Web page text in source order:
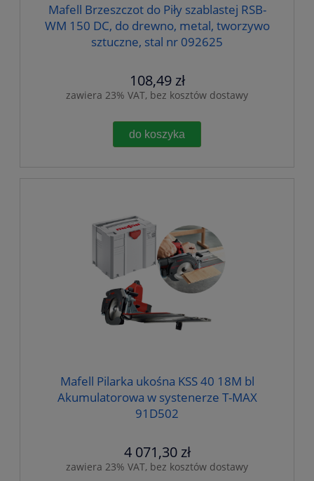
Mafell Brzeszczot do Piły szablastej RSB-
WM 150 DC, do drewno, metal, tworzywo
sztuczne, stal nr 092625
108,49 zł
zawiera 23% VAT, bez kosztów dostawy
do koszyka
Mafell Pilarka ukośna KSS 40 18M bl
Akumulatorowa w systenerze T-MAX
91D502
4 071,30 zł
zawiera 23% VAT, bez kosztów dostawy